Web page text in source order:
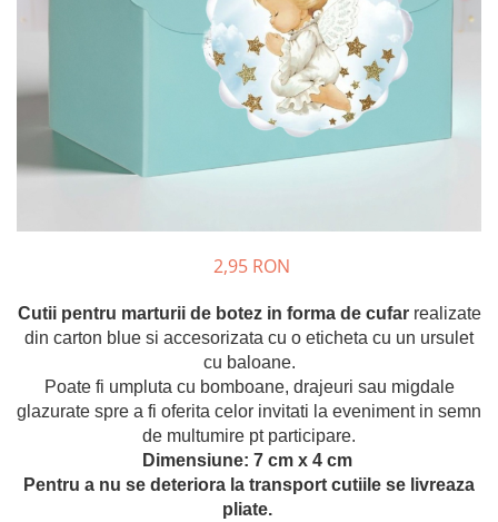
Plicuri si cartoane pentru INVITATII
TAVA pentru MOT
Cruciulite de BOTEZ
Invitatii BANCHET
Trusouri & Lumanari Botez
Inmormatare/pomana
Meniuri pentru NUNTA
Decoratiuni NUNTA
2,95 RON
Cutii pentru marturii de botez in forma de cufarrealizate
din carton blue si accesorizata cu o eticheta cu un ursulet
cu baloane.
Poate fi umpluta cu bomboane, drajeuri sau migdale
glazurate spre a fi oferita celor invitati la eveniment in semn
de multumire pt participare.
Dimensiune: 7 cm x 4 cm
Pentru a nu se deteriora la transport cutiile se livreaza
pliate.